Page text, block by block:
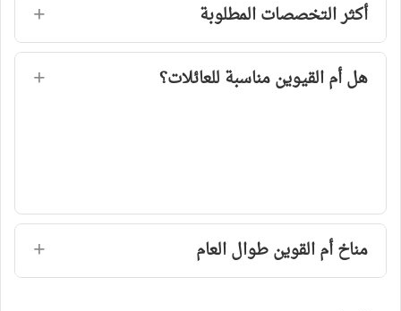
أكثر التخصصات المطلوبة
هل أم القيوين مناسبة للعائلات؟
مناخ أم القوين طوال العام